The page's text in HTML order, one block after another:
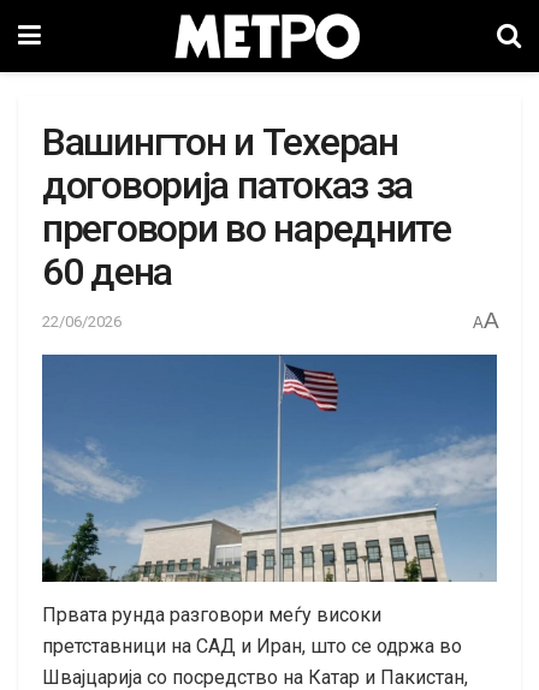
Вашингтон и Техеран
договорија патоказ за
преговори во наредните
60 дена
22/06/2026 AA
Првата рунда разговори меѓу високи
претставници на САД и Иран, што се одржа во
Швајцарија со посредство на Катар и Пакистан,